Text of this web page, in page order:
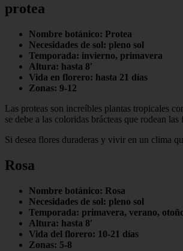
protea
Nombre botánico: Protea
Necesidades de sol: pleno sol
Temporada: invierno, primavera
Altura: hasta 8′
Vida en florero: hasta 21 días
Zonas: 9-12
Las proteas son increíbles plantas tropicales
se debe a las coloridas brácteas que rodean
Si desea flores duraderas y vivir en un clima
Rosa
Nombre botánico: Rosa
Necesidades de sol: pleno sol
Temporada: primavera, verano,
Altura: hasta 8′
Vida del florero: 10-21 días
Zonas: 5-8